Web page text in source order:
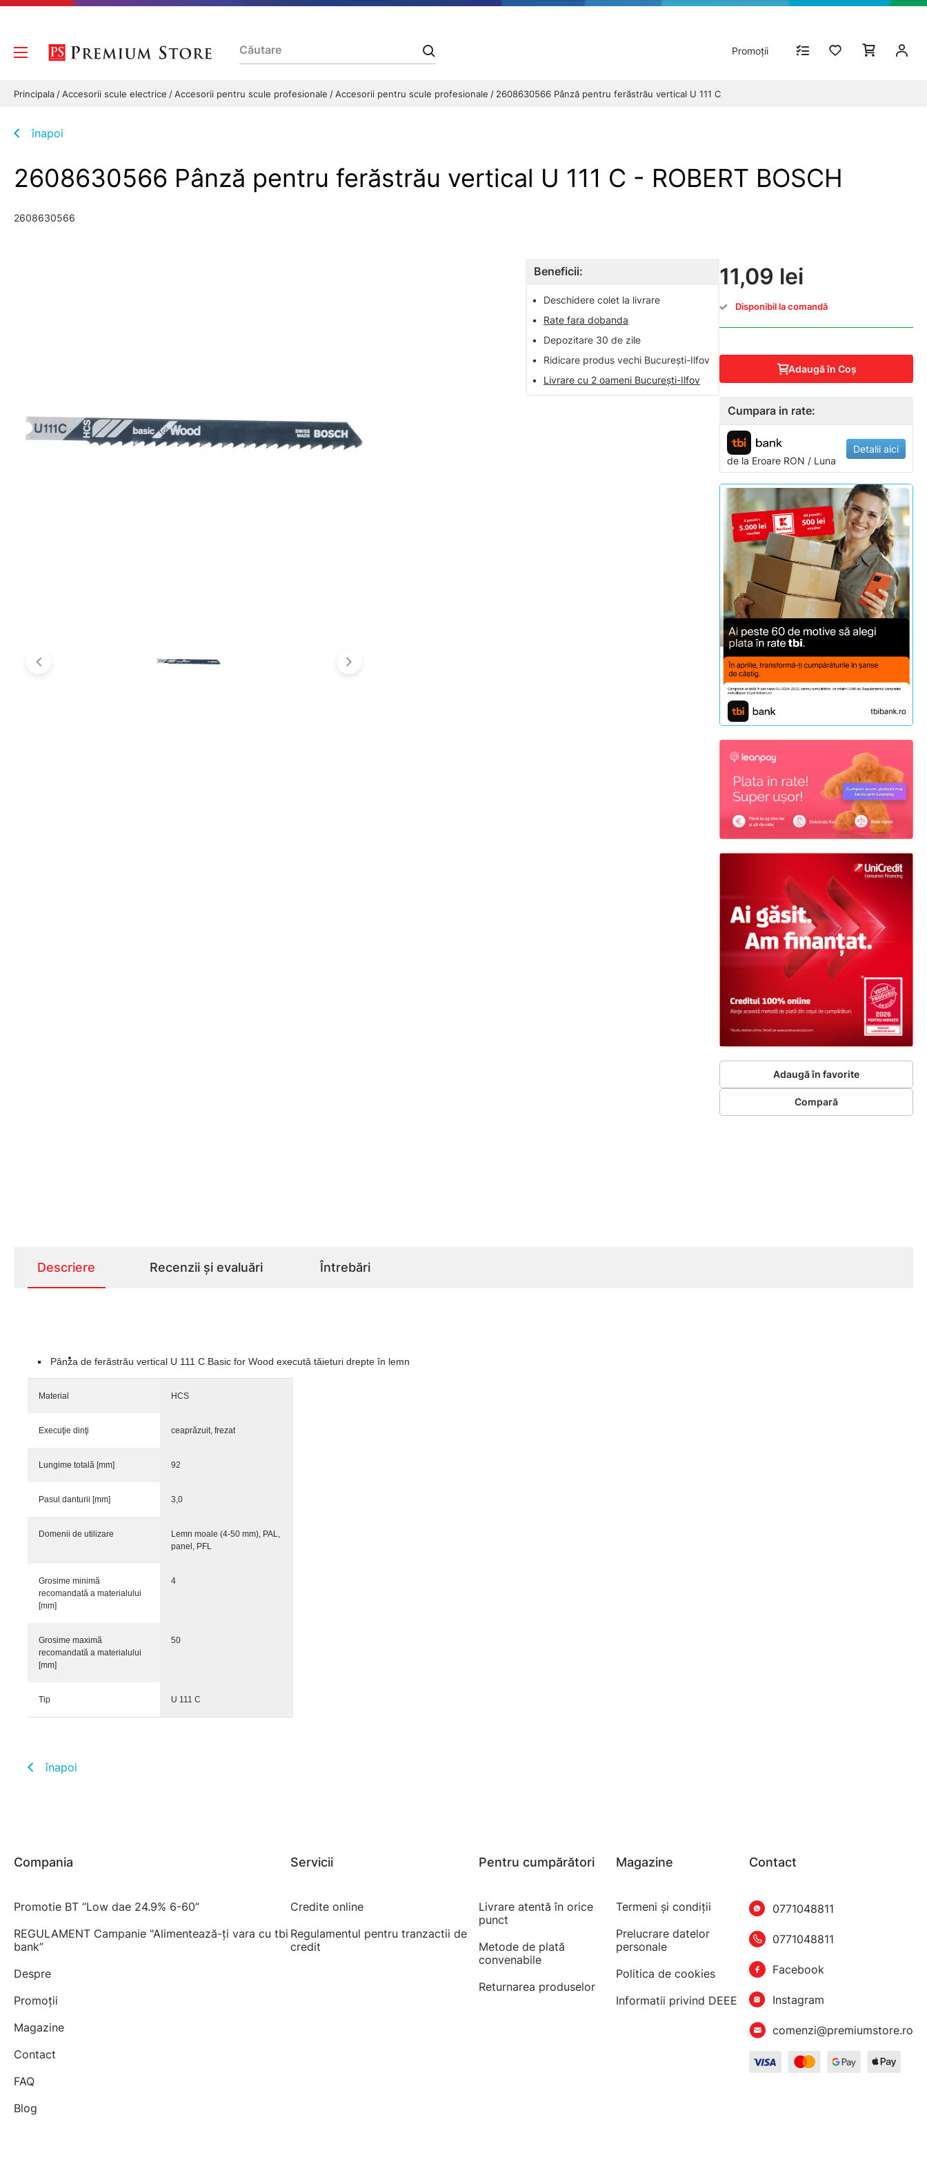
Promoții
Principala Accesorii scule electrice Accesorii pentru scule profesionale Accesorii pentru scule profesionale 2608630566 Pânză pentru ferăstrău vertical U 111 C
înapoi
2608630566 Pânză pentru ferăstrău vertical U 111 C - ROBERT BOSCH
2608630566
Beneficii:
•
Deschidere colet la livrare
•
Rate fara dobanda
•
Depozitare 30 de zile
•
Ridicare produs vechi București-Ilfov
•
Livrare cu 2 oameni București-Ilfov
11,09 lei
Disponibil la comandă
Adaugă în Coş
Cumpara in rate:
de la Eroare RON / Luna
Detalii aici
Adaugă în favorite
Compară
Descriere Recenzii și evaluări Întrebări
Pânza de ferăstrău vertical U 111 C Basic for Wood execută tăieturi drepte în lemn
Material HCS
Execuţie dinţi ceaprăzuit, frezat
Lungime totală [mm] 92
Pasul danturii [mm] 3,0
Domenii de utilizare
Lemn moale (4-50 mm), PAL,
panel, PFL
Grosime minimă
recomandată a materialului
[mm]
4
Grosime maximă
recomandată a materialului
[mm]
50
Tip U 111 C
înapoi
Compania
Promotie BT “Low dae 24.9% 6-60”
REGULAMENT Campanie "Alimentează-ți vara cu tbi
bank”
Despre
Promoții
Magazine
Contact
FAQ
Blog
Servicii
Credite online
Regulamentul pentru tranzactii de
credit
Pentru cumpărători
Livrare atentă în orice
punct
Metode de plată
convenabile
Returnarea produselor
Magazine
Termeni şi condiţii
Prelucrare datelor
personale
Politica de cookies
Informatii privind DEEE
Contact
0771048811
0771048811
Facebook
Instagram
comenzi@premiumstore.ro